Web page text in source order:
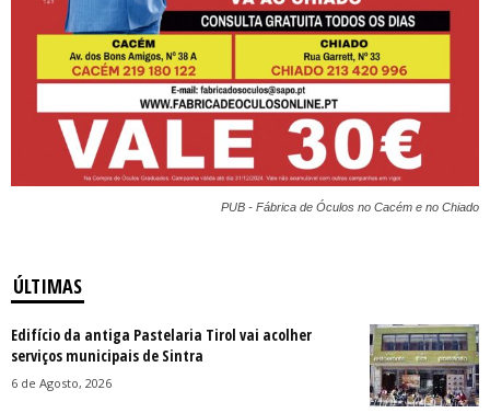
PUB - Fábrica de Óculos no Cacém e no Chiado
ÚLTIMAS
Edifício da antiga Pastelaria Tirol vai acolher
serviços municipais de Sintra
6 de Agosto, 2026